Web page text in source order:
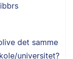
det samme
universitet?